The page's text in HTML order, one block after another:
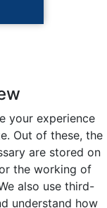
your experience
Out of these, the
are stored on
the working of
also use third-
understand how